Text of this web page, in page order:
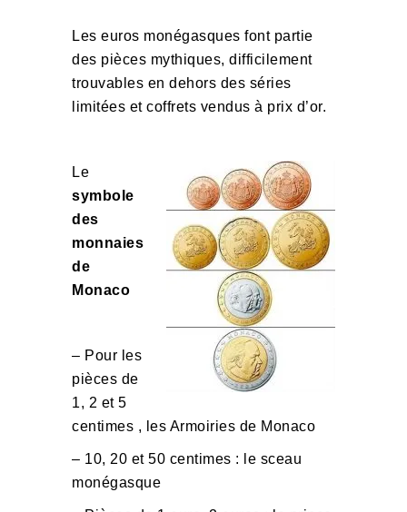
Les euros monégasques font partie
des pièces mythiques, difficilement
trouvables en dehors des séries
limitées et coffrets vendus à prix d’or.
Le
symbole
des
monnaies
de
Monaco
– Pour les
pièces de
1, 2 et 5
centimes , les Armoiries de Monaco
– 10, 20 et 50 centimes : le sceau
monégasque